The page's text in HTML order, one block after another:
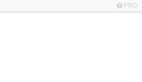
PRO